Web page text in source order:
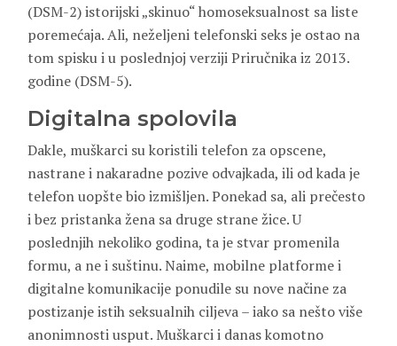
(DSM-2) istorijski „skinuo“ homoseksualnost sa liste
poremećaja. Ali, neželjeni telefonski seks je ostao na
tom spisku i u poslednjoj verziji Priručnika iz 2013.
godine (DSM-5).
Digitalna spolovila
Dakle, muškarci su koristili telefon za opscene,
nastrane i nakaradne pozive odvajkada, ili od kada je
telefon uopšte bio izmišljen. Ponekad sa, ali prečesto
i bez pristanka žena sa druge strane žice. U
poslednjih nekoliko godina, ta je stvar promenila
formu, a ne i suštinu. Naime, mobilne platforme i
digitalne komunikacije ponudile su nove načine za
postizanje istih seksualnih ciljeva – iako sa nešto više
anonimnosti usput. Muškarci i danas komotno